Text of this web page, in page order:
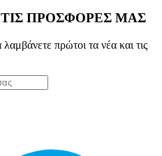
ΠΡΟΣΦΟΡΕΣ ΜΑΣ
πρώτοι τα νέα και τις